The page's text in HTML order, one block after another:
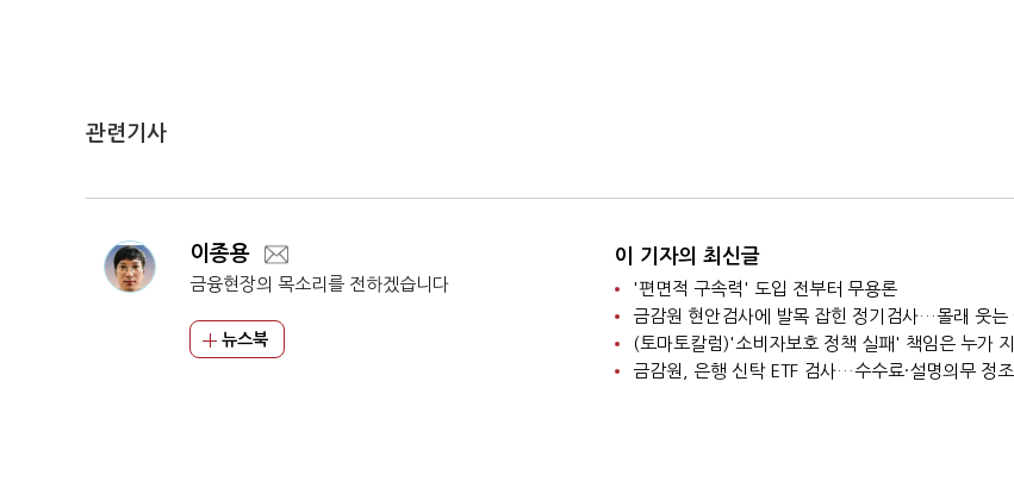
관련기사
이종용
금융현장의 목소리를 전하겠습니다
뉴스북
이 기자의 최신글
'편면적 구속력' 도입 전부터 무용론
금감원 현안검사에 발목 잡힌 정기검사…몰래 웃는
(토마토칼럼)'소비자보호 정책 실패' 책임은 누가
금감원, 은행 신탁 ETF 검사…수수료·설명의무 정